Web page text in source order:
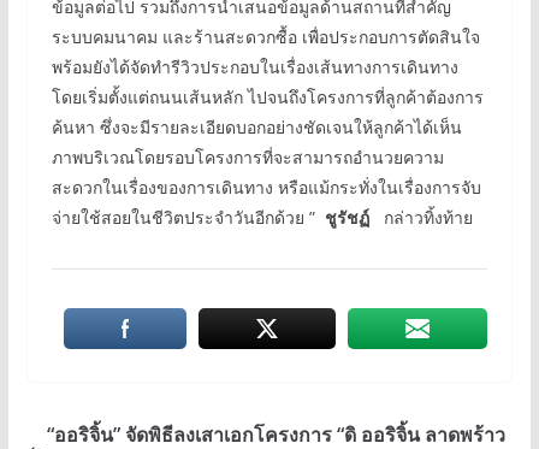
ข้อมูลต่อไป รวมถึงการนำเสนอข้อมูลด้านสถานที่สำคัญ
ระบบคมนาคม และร้านสะดวกซื้อ เพื่อประกอบการตัดสินใจ
พร้อมยังได้จัดทำรีวิวประกอบในเรื่องเส้นทางการเดินทาง
โดยเริ่มตั้งแต่ถนนเส้นหลัก ไปจนถึงโครงการที่ลูกค้าต้องการ
ค้นหา ซึ่งจะมีรายละเอียดบอกอย่างชัดเจนให้ลูกค้าได้เห็น
ภาพบริเวณโดยรอบโครงการที่จะสามารถอำนวยความ
สะดวกในเรื่องของการเดินทาง หรือแม้กระทั่งในเรื่องการจับ
จ่ายใช้สอยในชีวิตประจำวันอีกด้วย ” ชูรัชฏ์ กล่าวทิ้งท้าย
“ออริจิ้น” จัดพิธีลงเสาเอกโครงการ “ดิ ออริจิ้น ลาดพร้าว